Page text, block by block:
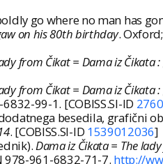
go where no man has
on his 80th birthday.
from Čikat = Dama iz
from Čikat = Dama iz
99-1. [COBISS.SI-ID
besedila, grafični
. [COBISS.SI-ID 1539012036]
Dama iz Čikata = The
978-961-6832-71-7. http://